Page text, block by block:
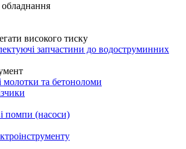
обладнання
високого тиску
запчастини до водоструминних
молотки та бетоноломи
помпи (насоси)